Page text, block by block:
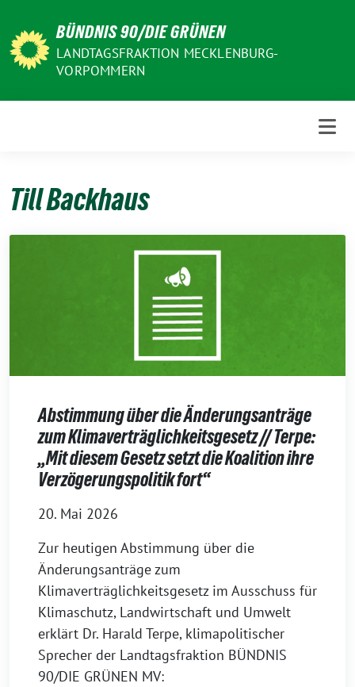
zum
Inhalt
BÜNDNIS 90/DIE GRÜNEN
LANDTAGSFRAKTION MECKLENBURG-
VORPOMMERN
Till Backhaus
Abstimmung über die Änderungsanträge
zum Klimaverträglichkeitsgesetz // Terpe:
„Mit diesem Gesetz setzt die Koalition ihre
Verzögerungspolitik fort“
20. Mai 2026
Zur heutigen Abstimmung über die
Änderungsanträge zum
Klimaverträglichkeitsgesetz im Ausschuss für
Klimaschutz, Landwirtschaft und Umwelt
erklärt Dr. Harald Terpe, klimapolitischer
Sprecher der Landtagsfraktion BÜNDNIS
90/DIE GRÜNEN MV: